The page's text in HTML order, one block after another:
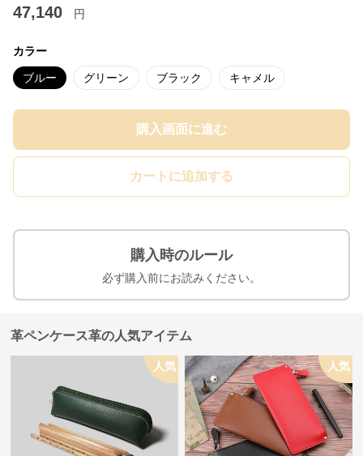
47,140 円
カラー
ブルー グリーン ブラック キャメル
購入画面に進む
カートに追加する
購入時のルール
必ず購入前にお読みください。
革ペンケース革の人気アイテム
人気 人気